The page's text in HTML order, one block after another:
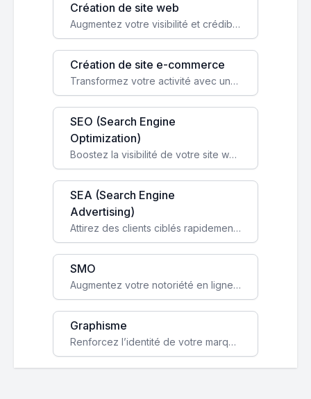
Création de site web
Augmentez votre visibilité et crédibilité en ligne avec un site web performant, conçu pour attirer plus de clients.
Création de site e-commerce
Transformez votre activité avec une boutique en ligne, accessible à l'échelle mondiale 24/7.
SEO (Search Engine
Optimization)
Boostez la visibilité de votre site web sur Google et attirez du trafic qualifié grâce à nos stratégies SEO.
SEA (Search Engine
Advertising)
Attirez des clients ciblés rapidement avec des campagnes publicitaires payantes optimisées pour vos objectifs.
SMO
Augmentez votre notoriété en ligne et stimulez la croissance de votre entreprise grâce à une stratégie sociale sur mesure.
Graphisme
Renforcez l’identité de votre marque avec un design unique qui capte l’attention et engage vos clients.